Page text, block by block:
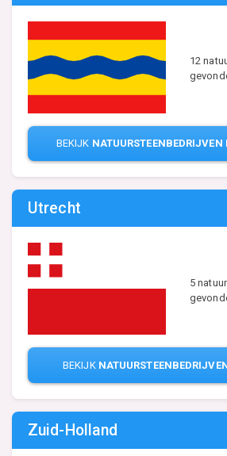
12
BEKIJK NATUURSTEENBEDRIJVEN
Utrecht
5
BEKIJK
Zuid-Holland